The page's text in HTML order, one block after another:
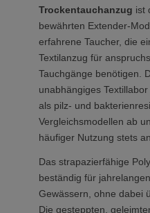
Trockentauchanzug ist
bewährten Extender-
erfahrene Taucher, die
Textilanzug für
Tauchgänge benötigen.
unabhängiges
als pilz- und
Vergleichsmodellen ab
häufiger Nutzung stets
Das strapazierfähige
beständig für
Gewässern, ohne dabei
Die gesteppten,